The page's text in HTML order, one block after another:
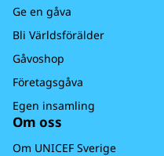
Ge en gåva
Bli Världsförälder
Gåvoshop
Företagsgåva
Egen insamling
Om oss
Om UNICEF Sverige